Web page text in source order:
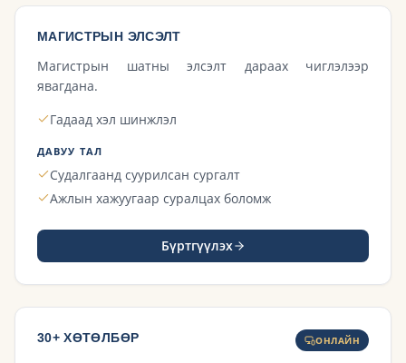
МАГИСТРЫН ЭЛСЭЛТ
Магистрын шатны элсэлт дараах чиглэлээр
явагдана.
Гадаад хэл шинжлэл
ДАВУУ ТАЛ
Судалгаанд суурилсан сургалт
Ажлын хажуугаар суралцах боломж
Бүртгүүлэх
30+ ХӨТӨЛБӨР ОНЛАЙН